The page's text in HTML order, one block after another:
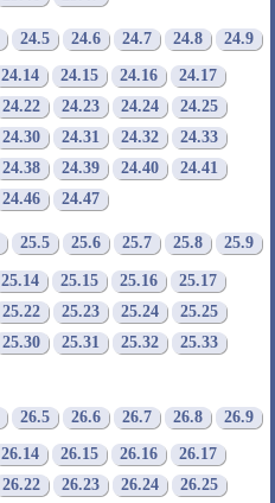
24.5 24.6 24.7 24.8 24.9
24.14 24.15 24.16
24.17
24.22 24.23 24.24
24.25
24.30 24.31 24.32
24.33
24.38 24.39 24.40
24.41
24.46 24.47
25.5 25.6 25.7 25.8 25.9
25.14 25.15 25.16
25.17
25.22 25.23 25.24
25.25
25.30 25.31 25.32
25.33
26.5 26.6 26.7 26.8 26.9
26.14 26.15 26.16
26.17
26.22 26.23 26.24
26.25